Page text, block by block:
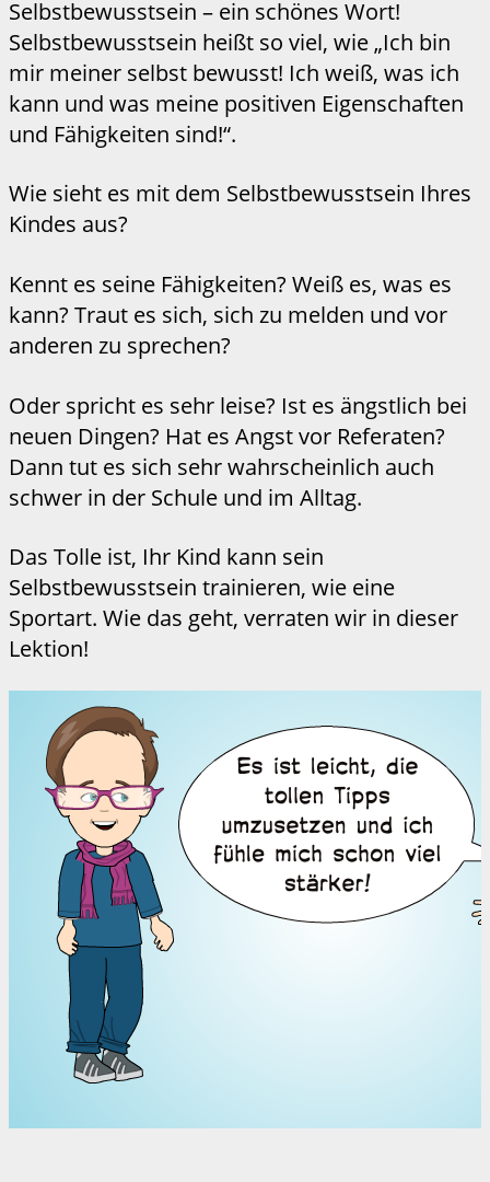
Selbstbewusstsein – ein schönes Wort!
Selbstbewusstsein heißt so viel, wie „Ich bin
mir meiner selbst bewusst! Ich weiß, was ich
kann und was meine positiven Eigenschaften
und Fähigkeiten sind!“.
Wie sieht es mit dem Selbstbewusstsein Ihres
Kindes aus?
Kennt es seine Fähigkeiten? Weiß es, was es
kann? Traut es sich, sich zu melden und vor
anderen zu sprechen?
Oder spricht es sehr leise? Ist es ängstlich bei
neuen Dingen? Hat es Angst vor Referaten?
Dann tut es sich sehr wahrscheinlich auch
schwer in der Schule und im Alltag.
Das Tolle ist, Ihr Kind kann sein
Selbstbewusstsein trainieren, wie eine
Sportart. Wie das geht, verraten wir in dieser
Lektion!